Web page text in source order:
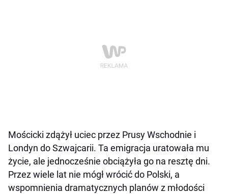
Mościcki zdążył uciec przez Prusy Wschodnie i
Londyn do Szwajcarii. Ta emigracja uratowała mu
życie, ale jednocześnie obciążyła go na resztę dni.
Przez wiele lat nie mógł wrócić do Polski, a
wspomnienia dramatycznych planów z młodości